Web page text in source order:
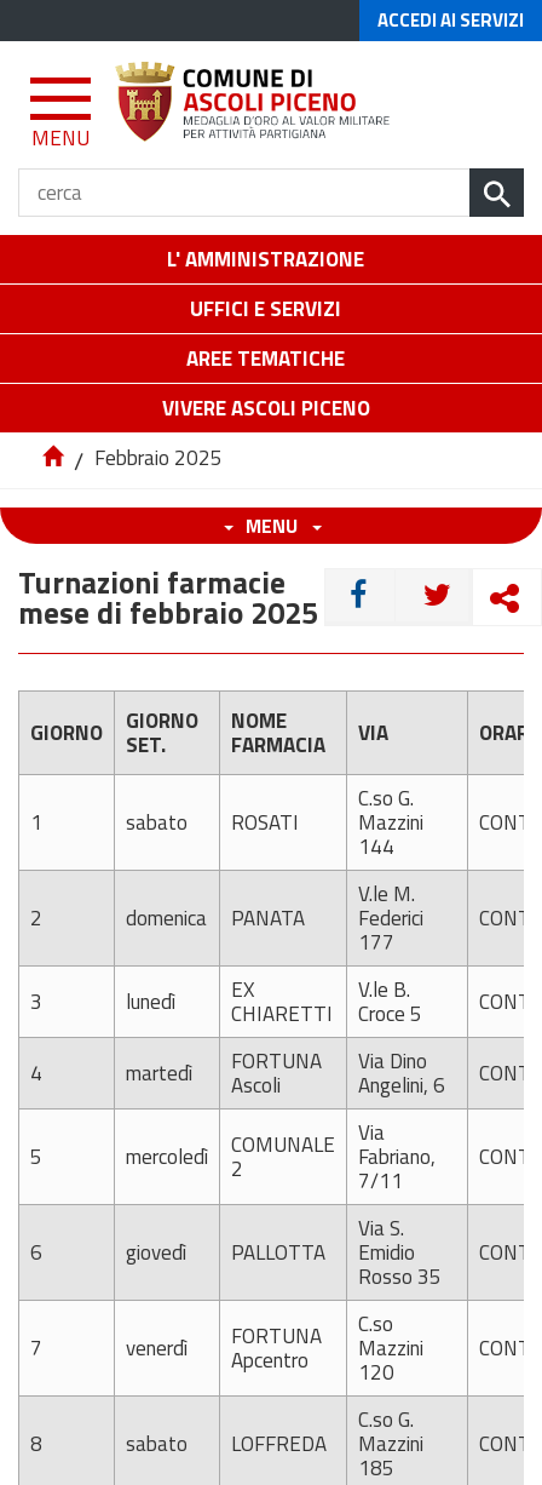
ACCEDI AI SERVIZI
MENU
L' AMMINISTRAZIONE
UFFICI E SERVIZI
AREE TEMATICHE
VIVERE ASCOLI PICENO
/ Febbraio 2025
MENU
CONDIVIDI
Turnazioni farmacie
mese di febbraio 2025
GIORNO GIORNO
SET.
NOME
FARMACIA VIA
1 sabato ROSATI
C.so G.
Mazzini
144
2 domenica PANATA
V.le M.
Federici
177
3 lunedì EX
CHIARETTI
V.le B.
Croce 5
4 martedì FORTUNA
Ascoli
Via Dino
Angelini, 6
5 mercoledì COMUNALE
2
Via
Fabriano,
7/11
6 giovedì PALLOTTA
Via S.
Emidio
Rosso 35
7 venerdì FORTUNA
Apcentro
C.so
Mazzini
120
8 sabato LOFFREDA
C.so G.
Mazzini
185